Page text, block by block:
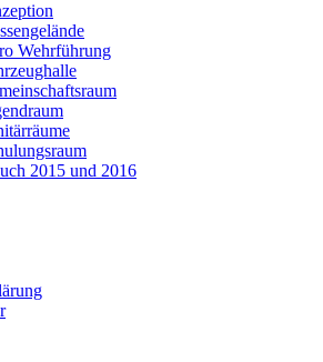
Wehrführung
2015 und 2016